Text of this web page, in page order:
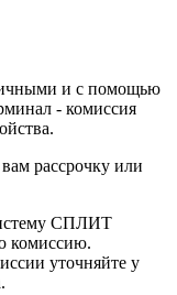
и с помощью
- комиссия
рассрочку или
СПЛИТ
комиссию.
уточняйте у